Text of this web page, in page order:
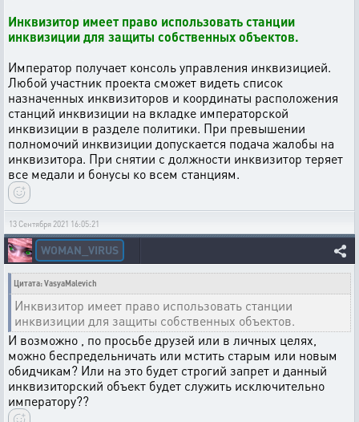
Инквизитор имеет право использовать станции
инквизиции для защиты собственных объектов.
Император получает консоль управления инквизицией.
Любой участник проекта сможет видеть список
назначенных инквизиторов и координаты расположения
станций инквизиции на вкладке императорской
инквизиции в разделе политики. При превышении
полномочий инквизиции допускается подача жалобы на
инквизитора. При снятии с должности инквизитор теряет
все медали и бонусы ко всем станциям.
13 Сентября 2021 16:05:21
WOMAN_VIRUS
Цитата: VasyaMalevich
Инквизитор имеет право использовать станции
инквизиции для защиты собственных объектов.
И возможно , по просьбе друзей или в личных целях,
можно беспредельничать или мстить старым или новым
обидчикам? Или на это будет строгий запрет и данный
инквизиторский объект будет служить исключительно
императору??